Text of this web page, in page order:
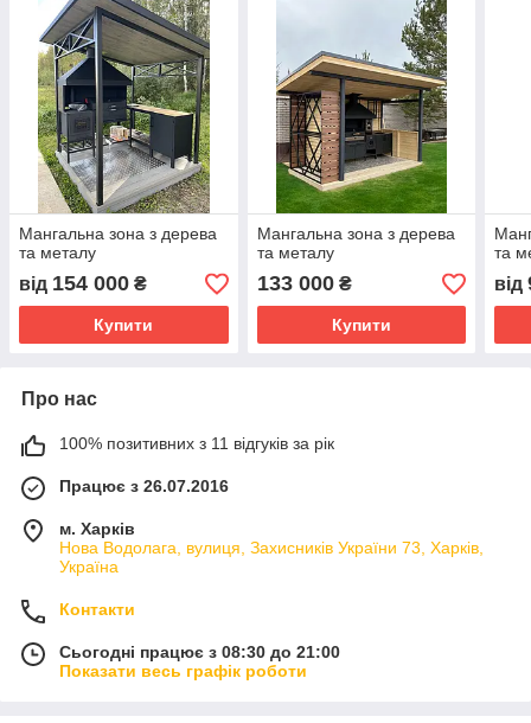
Мангальна зона з дерева
та металу
від 154 000 ₴
Купити
Мангальна зона з дерева
та металу
133 000₴
Купити
та
від
Про нас
100% позитивних з 11 відгуків за рік
Працює з 26.07.2016
м. Харків
Нова Водолага, вулиця, Захисників України 73, Харків,
Україна
Контакти
Сьогодні працює з 08:30 до 21:00
Показати весь графік роботи